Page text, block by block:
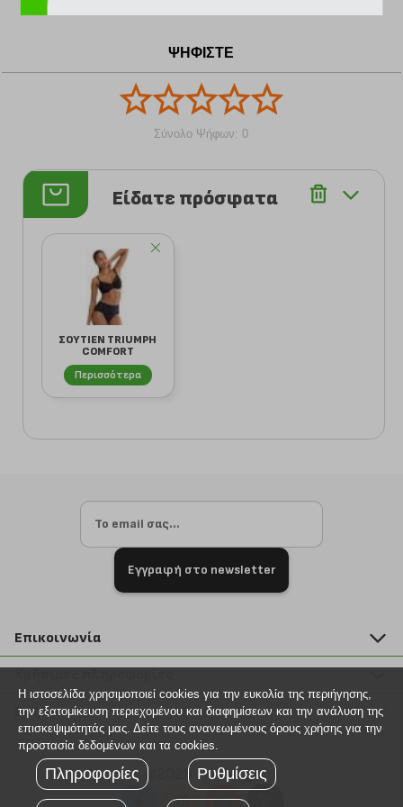
ΨΗΦΙΣΤΕ
Σύνολο Ψήφων: 0
Είδατε πρόσφατα
ΣΟΥΤΙΕΝ TRIUMPH
COMFORT
CONTOUR W01
ΜΑΥΡΟ
Περισσότερα
Εγγραφή στο newsletter
Επικοινωνία
211 2000 700
info@plus4u.gr
Η εταιρία
Σημεία παραλαβής
Ευκαιρίες καριέρας
Όροι χρήσης
Βοήθεια
Εξέλιξη παραγγελίας
Τρόποι παραγγελίας
Τρόποι πληρωμής
©2026 Plus4u.gr
Η ιστοσελίδα χρησιμοποιεί cookies για την ευκολία της περιήγησης,
την εξατομίκευση περιεχομένου και διαφημίσεων και την ανάλυση της
επισκεψιμότητάς μας. Δείτε τους ανανεωμένους όρους χρήσης για την
προστασία δεδομένων και τα cookies.
Πληροφορίες Ρυθμίσεις